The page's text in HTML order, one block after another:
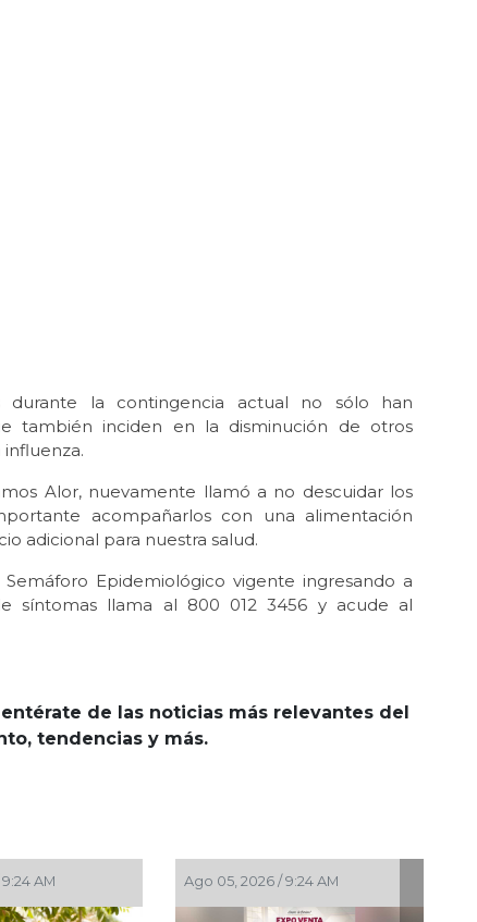
durante la contingencia actual no sólo han
también inciden en la disminución de otros
Alor, nuevamente llamó a no descuidar los
acompañarlos con una alimentación
adicional para nuestra salud.
Epidemiológico vigente ingresando a
síntomas llama al 800 012 3456 y acude al
de las noticias más relevantes del
tendencias y más.
/ 4:41 PM Ago 03, 2026 / 7:59 PM